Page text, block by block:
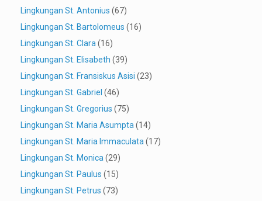
Lingkungan St. Antonius (67)
Lingkungan St. Bartolomeus (16)
Lingkungan St. Clara (16)
Lingkungan St. Elisabeth (39)
Lingkungan St. Fransiskus Asisi (23)
Lingkungan St. Gabriel (46)
Lingkungan St. Gregorius (75)
Lingkungan St. Maria Asumpta (14)
Lingkungan St. Maria Immaculata (17)
Lingkungan St. Monica (29)
Lingkungan St. Paulus (15)
Lingkungan St. Petrus (73)